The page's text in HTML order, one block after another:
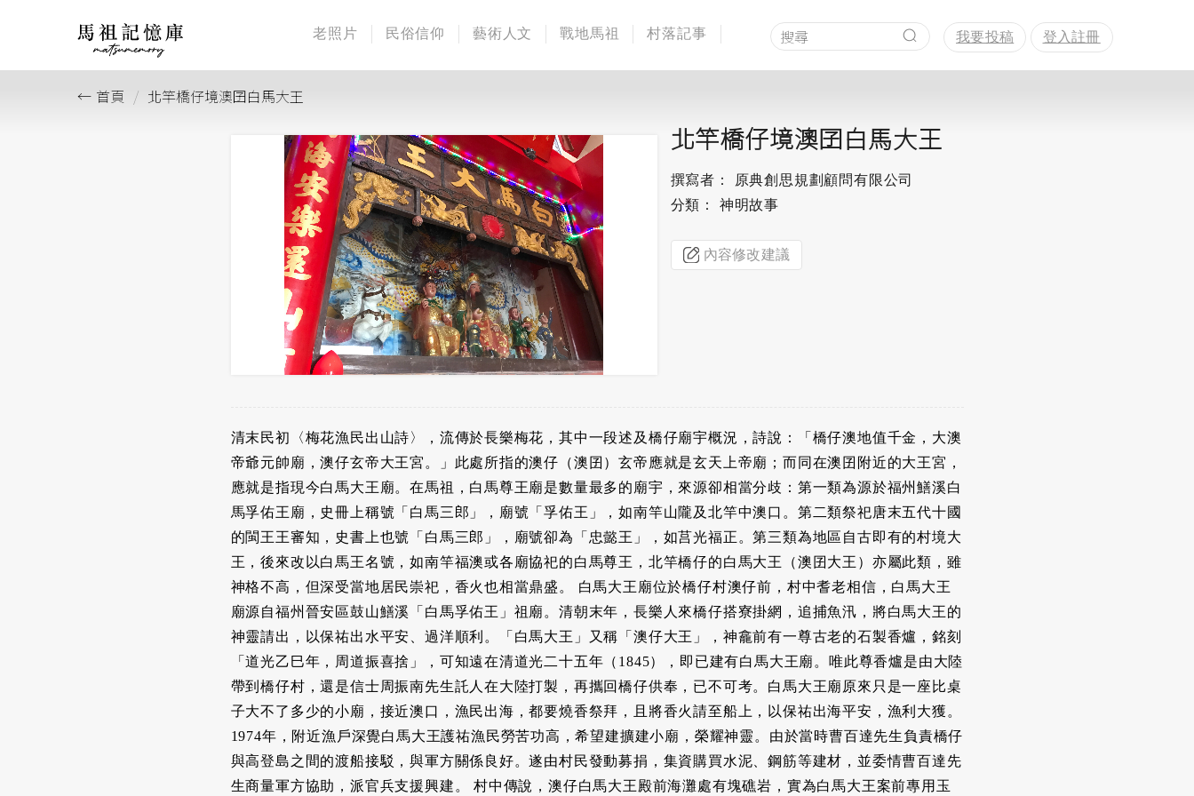
老照片 民俗信仰 藝術人文 戰地馬祖 村落記事 我要投稿 登入註冊
首頁 北竿橋仔境澳囝白馬大王
北竿橋仔境澳囝白馬大王
撰寫者： 原典創思規劃顧問有限公司
分類： 神明故事
內容修改建議
清末民初〈梅花漁民出山詩〉，流傳於長樂梅花，其中一段述及橋仔廟宇概況，詩說：「橋仔澳地值千金，大澳
帝爺元帥廟，澳仔玄帝大王宮。」此處所指的澳仔（澳囝）玄帝應就是玄天上帝廟；而同在澳囝附近的大王宮，
應就是指現今白馬大王廟。在馬祖，白馬尊王廟是數量最多的廟宇，來源卻相當分歧：第一類為源於福州鱔溪白
馬孚佑王廟，史冊上稱號「白馬三郎」，廟號「孚佑王」，如南竿山隴及北竿中澳口。第二類祭祀唐末五代十國
的閩王王審知，史書上也號「白馬三郎」，廟號卻為「忠懿王」，如莒光福正。第三類為地區自古即有的村境大
王，後來改以白馬王名號，如南竿福澳或各廟協祀的白馬尊王，北竿橋仔的白馬大王（澳囝大王）亦屬此類，雖
神格不高，但深受當地居民崇祀，香火也相當鼎盛。 白馬大王廟位於橋仔村澳仔前，村中耆老相信，白馬大王
廟源自福州晉安區鼓山鱔溪「白馬孚佑王」祖廟。清朝末年，長樂人來橋仔搭寮掛網，追捕魚汛，將白馬大王的
神靈請出，以保祐出水平安、過洋順利。「白馬大王」又稱「澳仔大王」，神龕前有一尊古老的石製香爐，銘刻
「道光乙巳年，周道振喜捨」，可知遠在清道光二十五年（1845），即已建有白馬大王廟。唯此尊香爐是由大陸
帶到橋仔村，還是信士周振南先生託人在大陸打製，再攜回橋仔供奉，已不可考。白馬大王廟原來只是一座比桌
子大不了多少的小廟，接近澳口，漁民出海，都要燒香祭拜，且將香火請至船上，以保祐出海平安，漁利大獲。
1974年，附近漁戶深覺白馬大王護祐漁民勞苦功高，希望建擴建小廟，榮耀神靈。由於當時曹百達先生負責橋仔
與高登島之間的渡船接駁，與軍方關係良好。遂由村民發動募捐，集資購買水泥、鋼筋等建材，並委情曹百達先
生商量軍方協助，派官兵支援興建。 村中傳說，澳仔白馬大王殿前海灘處有塊礁岩，實為白馬大王案前專用玉